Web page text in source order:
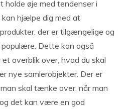
holde øje med tendenser i
hjælpe dig med at
der er tilgængelige og
Dette kan også
overblik over, hvad du skal
nye samlerobjekter. Der er
skal tænke over, når man
det kan være en god